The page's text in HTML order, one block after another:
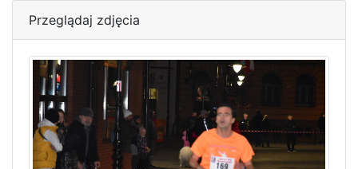
Przeglądaj zdjęcia